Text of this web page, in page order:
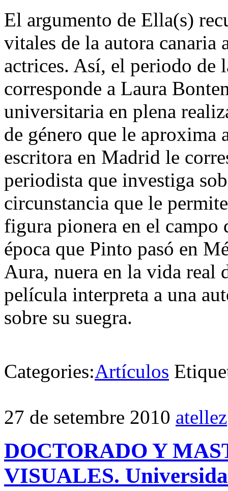
El argumento de Ella(s)
vitales de la autora canaria
actrices. Así, el periodo de
corresponde a Laura
universitaria en plena
de género que le aproxima
escritora en Madrid le
periodista que investiga
circunstancia que le
figura pionera en el campo
época que Pinto pasó en
Aura, nuera en la vida real
película interpreta a una
sobre su suegra.
Categories:Artículos
27 de setembre 2010 atellez
DOCTORADO Y
VISUALES.